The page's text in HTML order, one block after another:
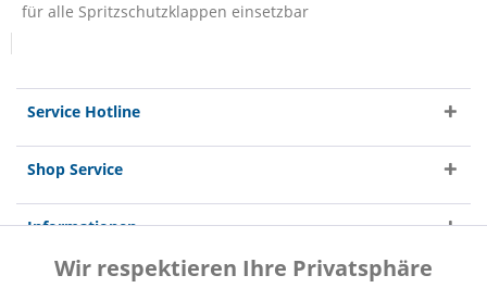
für alle Spritzschutzklappen einsetzbar
Service Hotline
Shop Service
Informationen
Funktionale Aktiv
Wir respektieren Ihre Privatsphäre